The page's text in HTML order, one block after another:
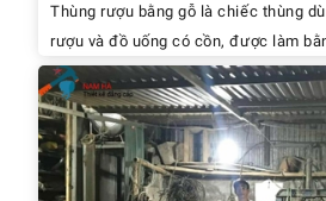
Thùng rượu bằng gỗ là chiếc thùng
rượu và đồ uống có cồn, được làm